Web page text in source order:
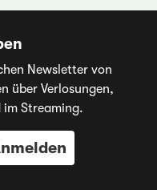
Newsletter von
über Verlosungen,
im Streaming.